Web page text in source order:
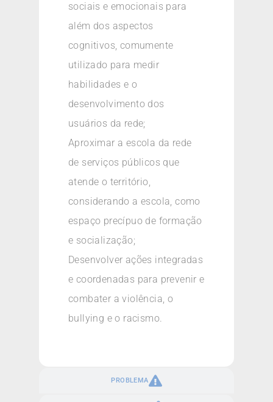
PROBLEMA
sociais e emocionais para
além dos aspectos
cognitivos, comumente
utilizado para medir
habilidades e o
desenvolvimento dos
usuários da rede;
Aproximar a escola da rede
de serviços públicos que
atende o território,
considerando a escola, como
espaço precípuo de formação
e socialização;
Desenvolver ações integradas
e coordenadas para prevenir e
combater a violência, o
bullying e o racismo.